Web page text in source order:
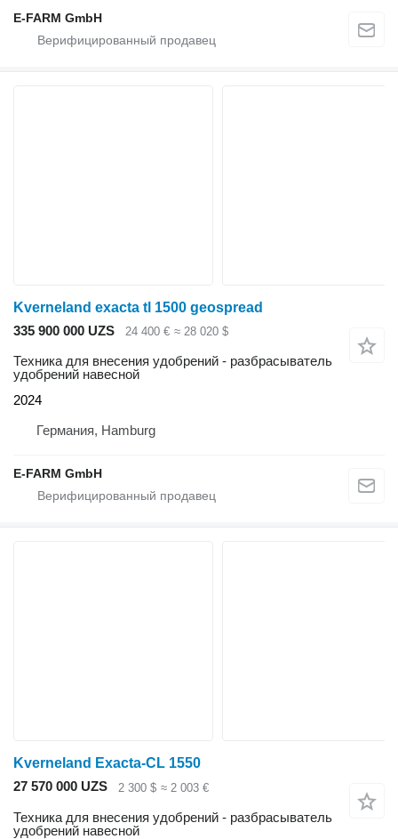
E-FARM GmbH
Kverneland exacta tl 1500 geospread
335 900 000 UZS
24 400 € ≈ 28 020 $
Техника для внесения удобрений - разбрасыватель
удобрений навесной
2024
Германия, Hamburg
E-FARM GmbH
Kverneland Exacta-CL 1550
27 570 000 UZS
2 300 $ ≈ 2 003 €
Техника для внесения удобрений - разбрасыватель
удобрений навесной